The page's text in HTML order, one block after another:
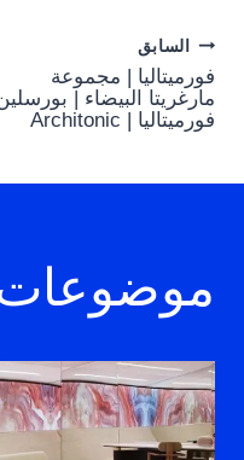
Post
navigation
السابق
فورميتاليا | مجموعة
مارغريتا البيضاء |
فورميتاليا | Architonic